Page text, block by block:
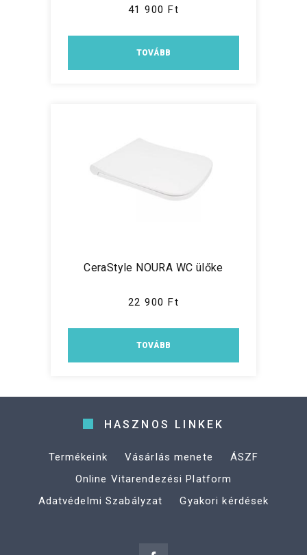
41 900 Ft
TOVÁBB
CeraStyle NOURA WC ülőke
22 900 Ft
TOVÁBB
HASZNOS LINKEK
Termékeink Vásárlás menete
ÁSZF
Online Vitarendezési Platform
Adatvédelmi Szabályzat
Gyakori kérdések